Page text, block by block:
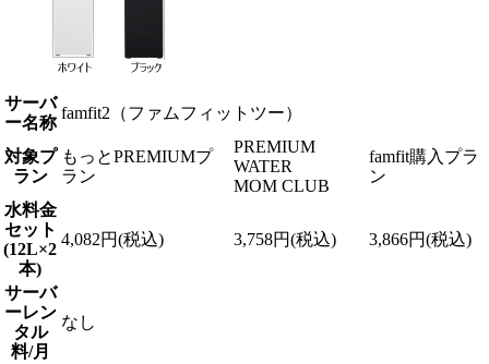
サーバ
ー名称
famfit2（ファムフィットツー）
対象プ
ラン
もっとPREMIUMプ
ラン
PREMIUM
WATER
MOM CLUB
famfit購入プラ
ン
水料金
セット
(12L×2
本)
4,082円(税込) 3,758円(税込) 3,866円(税込)
サーバ
ーレン
タル
料/月
なし